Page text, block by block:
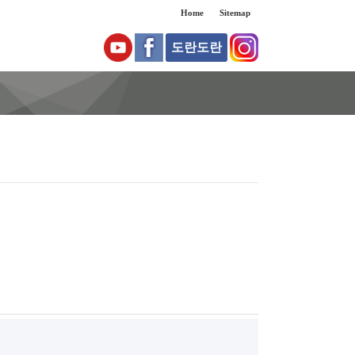
Home Sitemap
도란도란